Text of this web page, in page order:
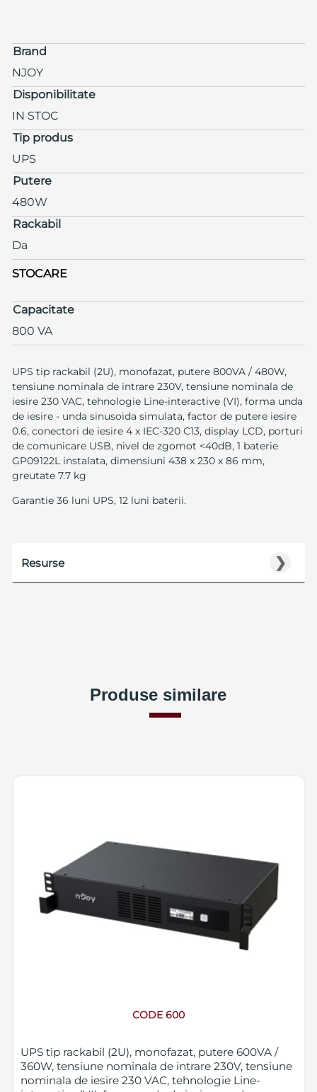
Brand
NJOY
Disponibilitate
IN STOC
Tip produs
UPS
Putere
480W
Rackabil
Da
STOCARE
Capacitate
800 VA
UPS tip rackabil (2U), monofazat, putere 800VA / 480W,
tensiune nominala de intrare 230V, tensiune nominala de
iesire 230 VAC, tehnologie Line-interactive (VI), forma unda
de iesire - unda sinusoida simulata, factor de putere iesire
0.6, conectori de iesire 4 x IEC-320 C13, display LCD, porturi
de comunicare USB, nivel de zgomot <40dB, 1 baterie
GP09122L instalata, dimensiuni 438 x 230 x 86 mm,
greutate 7.7 kg
Garantie 36 luni UPS, 12 luni baterii.
❯
Resurse
Produse similare
CODE 600
UPS tip rackabil (2U), monofazat, putere 600VA /
360W, tensiune nominala de intrare 230V, tensiune
nominala de iesire 230 VAC, tehnologie Line-